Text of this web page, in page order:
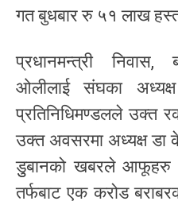
गत बुधबार रु ५१ लाख
प्रधानमन्त्री निवास,
ओलीलाई संघका
प्रतिनिधिमण्डलले उक्त
उक्त अवसरमा अध्यक्ष डा
डुुबानको खबरले आफूहरु
तर्फबाट एक करोड